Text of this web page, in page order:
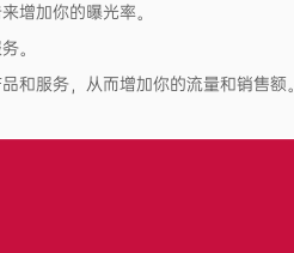
增加你的曝光率。
。
和服务，从而增加你的流量和销售额。